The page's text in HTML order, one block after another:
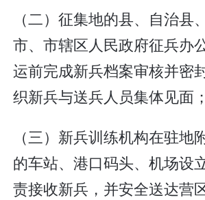
（二）征集地的县、自治县
市、市辖区人民政府征兵办
运前完成新兵档案审核并密
织新兵与送兵人员集体见面；
（三）新兵训练机构在驻地
的车站、港口码头、机场设
责接收新兵，并安全送达营